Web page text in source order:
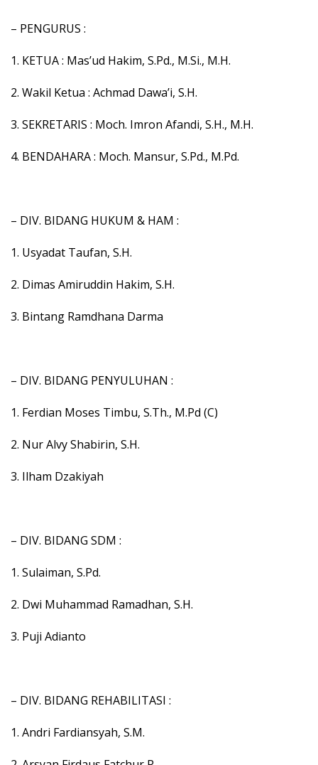
– PENGURUS :
1. KETUA : Mas’ud Hakim, S.Pd., M.Si., M.H.
2. Wakil Ketua : Achmad Dawa’i, S.H.
3. SEKRETARIS : Moch. Imron Afandi, S.H., M.H.
4. BENDAHARA : Moch. Mansur, S.Pd., M.Pd.
– DIV. BIDANG HUKUM & HAM :
1. Usyadat Taufan, S.H.
2. Dimas Amiruddin Hakim, S.H.
3. Bintang Ramdhana Darma
– DIV. BIDANG PENYULUHAN :
1. Ferdian Moses Timbu, S.Th., M.Pd (C)
2. Nur Alvy Shabirin, S.H.
3. Ilham Dzakiyah
– DIV. BIDANG SDM :
1. Sulaiman, S.Pd.
2. Dwi Muhammad Ramadhan, S.H.
3. Puji Adianto
– DIV. BIDANG REHABILITASI :
1. Andri Fardiansyah, S.M.